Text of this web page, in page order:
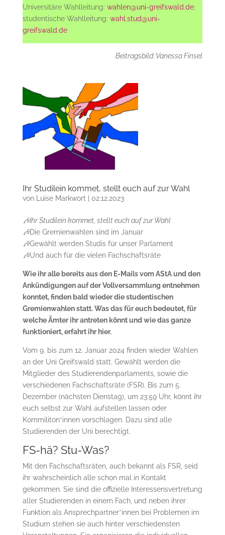
Universitäre Wahlleitung: wahlen@uni-greifswald.de;
studentische Wahlleitung: wahl.stud@uni-
greifswald.de
Beitragsbild: Vanessa Finsel
Ihr Studilein kommet, stellt euch auf zur Wahl
von Luise Markwort 02.12.2023
🎶Ihr Studilein kommet, stellt euch auf zur Wahl
🎶Die Gremienwahlen sind im Januar
🎶Gewählt werden Studis für unser Parlament
🎶Und auch für die vielen Fachschaftsräte
Wie ihr alle bereits aus den E-Mails vom AStA und den
Ankündigungen auf der Vollversammlung entnehmen
konntet, finden bald wieder die studentischen
Gremienwahlen statt. Was das für euch bedeutet, für
welche Ämter ihr antreten könnt und wie das ganze
funktioniert, erfahrt ihr hier.
Vom 9. bis zum 12. Januar 2024 finden wieder Wahlen
an der Uni Greifswald statt. Gewählt werden die
Mitglieder des Studierendenparlaments, sowie die
verschiedenen Fachschaftsräte (FSR). Bis zum 5.
Dezember (nächsten Dienstag), um 23:59 Uhr, könnt ihr
euch selbst zur Wahl aufstellen lassen oder
Kommiliton*innen vorschlagen. Dazu sind alle
Studierenden der Uni berechtigt.
FS-hä? Stu-Was?
Mit den Fachschaftsräten, auch bekannt als FSR, seid
ihr wahrscheinlich alle schon mal in Kontakt
gekommen. Sie sind die offizielle Interessensvertretung
aller Studierenden in einem Fach, und neben ihrer
Funktion als Ansprechpartner*innen bei Problemen im
Studium stehen sie auch hinter verschiedensten